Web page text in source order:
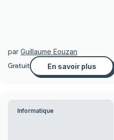
par Guillaume Eouzan
Gratuit En savoir plus
Informatique